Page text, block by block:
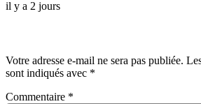
il y a 2 jours
Votre adresse e-mail ne sera pas publiée.
sont indiqués avec *
Commentaire *